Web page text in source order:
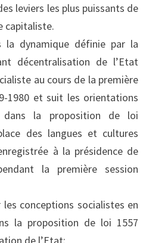
leviers les plus puissants de
capitaliste.
la dynamique définie par la
décentralisation de l’Etat
au cours de la première
1980 et suit les orientations
dans la proposition de loi
des langues et cultures
à la présidence de
la première session
conceptions socialistes en
la proposition de loi 1557
de l’Etat: